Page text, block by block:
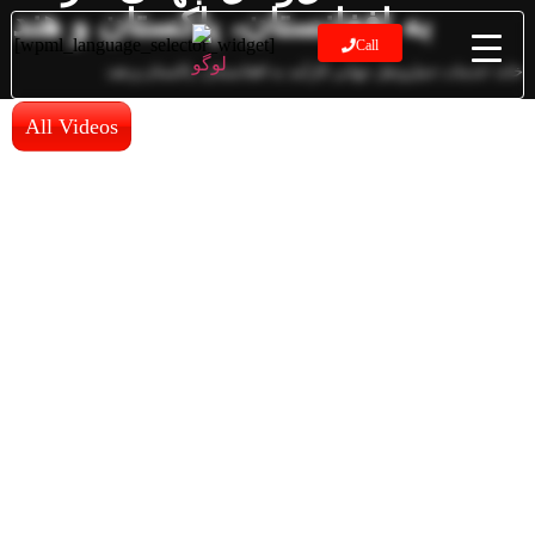
[wpml_language_selector_widget] Call
به افغانستان، پاکستان و هند
خانه /خدمات حمل‌ونقل جهانی کارآمد به افغانستان، پاکستان و هند
All Videos